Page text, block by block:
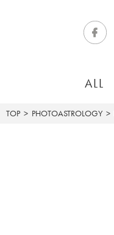
ALL
TOP PHOTOASTROLOGY